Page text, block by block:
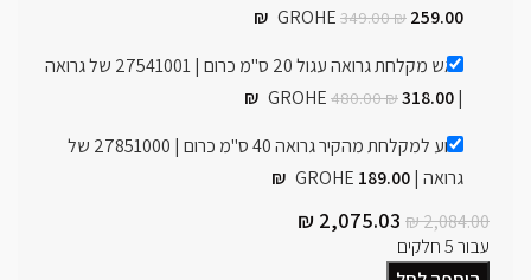
GROHE 349.00₪ 259.00
₪
ראש מקלחת גרואה עגול 20 ס"מ כרום | 27541001 של גרואה
| GROHE
480.00₪318.00
₪
זרוע למקלחת מהקיר גרואה 40 ס"מ כרום | 27851000 של
גרואה | GROHE189.00
₪
2,084.00
₪
2,075.03
₪
עבור 5 חלקים